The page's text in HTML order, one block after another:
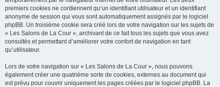
premiers cookies ne contiennent qu’un identifiant utilisateur et un identifiant
anonyme de session qui vous sont automatiquement assignés par le logiciel
phpBB. Un troisième cookie sera créé lors de votre navigation sur les sujets de
« Les Salons de La Cour », archivant de ce fait tous les sujets que vous avez
consultés et permettant d’améliorer votre confort de navigation en tant
qu’utilisateur.
Lors de votre navigation sur « Les Salons de La Cour », nous pouvons
également créer une quatrième sorte de cookies, externes au document qui
est prévu pour couvrir uniquement les pages créées par le logiciel phpBB. La